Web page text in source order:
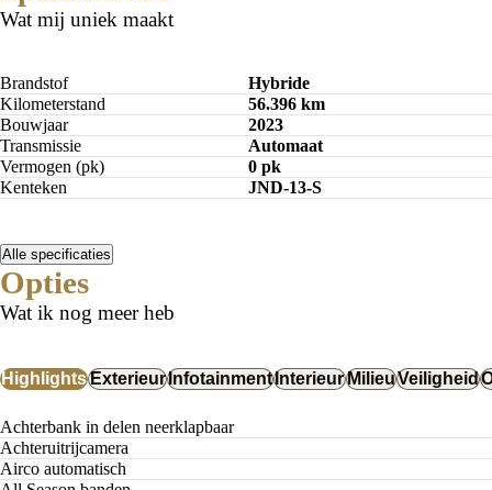
Wat mij uniek maakt
Brandstof
Hybride
Kilometerstand
56.396 km
Bouwjaar
2023
Transmissie
Automaat
Vermogen (pk)
0 pk
Kenteken
JND-13-S
Alle specificaties
Opties
Wat ik nog meer heb
HighlightsExterieurInfotainmentInterieurMilieuVeiligheid
Achterbank in delen neerklapbaar
Achteruitrijcamera
airco automatisch